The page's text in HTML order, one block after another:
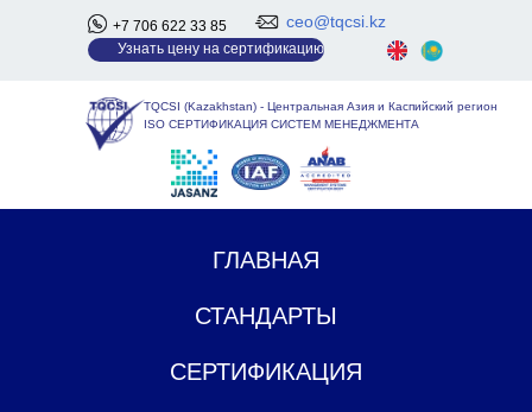
+7 706 622 33 85 ceo@tqcsi.kz
Узнать цену на сертификацию
TQCSI (Kazakhstan) - Центральная Азия и Каспийский регион
ISO СЕРТИФИКАЦИЯ СИСТЕМ МЕНЕДЖМЕНТА
ГЛАВНАЯ
СТАНДАРТЫ
СЕРТИФИКАЦИЯ